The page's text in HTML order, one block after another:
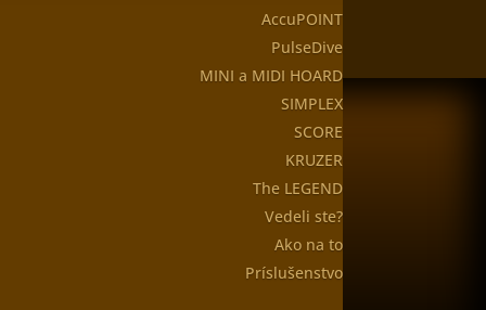
AccuPOINT
PulseDive
MINI a MIDI HOARD
SIMPLEX
SCORE
KRUZER
The LEGEND
Vedeli ste?
Ako na to
Príslušenstvo